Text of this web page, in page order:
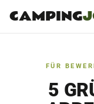
CAMPING
FÜR
5